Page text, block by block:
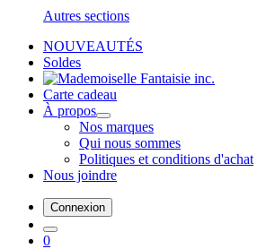
Autres sections
NOUVEAUTÉS
Soldes
Carte cadeau
À propos
Nos marques
Qui nous sommes
Politiques et conditions d'achat
Nous joindre
Connexion
0